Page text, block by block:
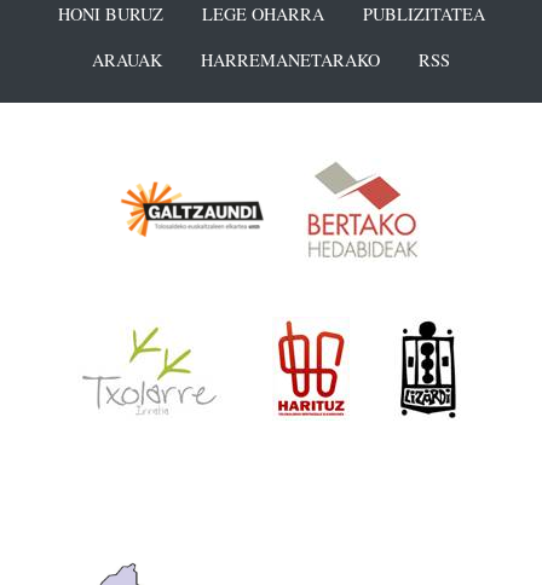
HONI BURUZ LEGE OHARRA
PUBLIZITATEA
ARAUAK
HARREMANETARAKO RSS